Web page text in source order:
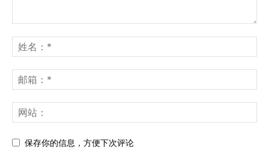
保存你的信息，方便下次评论